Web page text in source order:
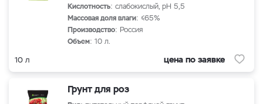
Кислотность: слабокислый, рН 5,5
Массовая доля влаги: ≤65%
Производство: Россия
Объем: 10 л.
10 л цена по заявке
Грунт для роз